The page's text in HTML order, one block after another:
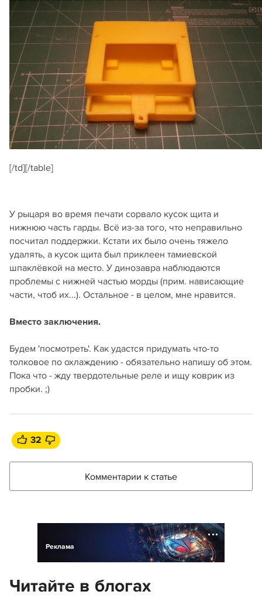
[/td][/table]
У рыцаря во время печати сорвало кусок щита и
нижнюю часть гарды. Всё из-за того, что неправильно
посчитал поддержки. Кстати их было очень тяжело
удалять, а кусок щита был приклеен тамиевской
шпаклёвкой на место. У динозавра наблюдаются
проблемы с нижней частью морды (прим. нависающие
части, чтоб их...). Остальное - в целом, мне нравится.
Вместо заключения.
Будем 'посмотреть'. Как удастся придумать что-то
толковое по охлаждению - обязательно напишу об этом.
Пока что - жду твердотельные реле и ищу коврик из
пробки. ;)
32
Комментарии к статье
Реклама
Читайте в блогах